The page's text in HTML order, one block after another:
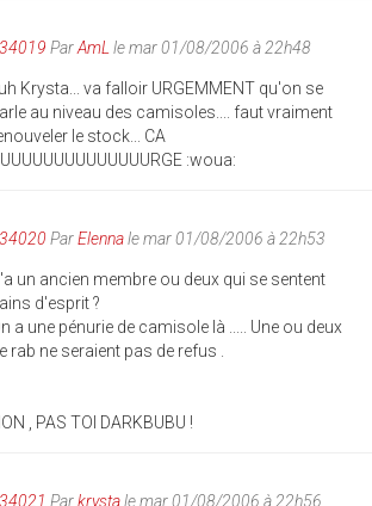
ParAmL le mar 01/08/2006 à 22h48
Krysta... va falloir URGEMMENT qu'on se
au niveau des camisoles.... faut vraiment
le stock... CA
:woua:
ParElennale mar 01/08/2006 à 22h53
un ancien membre ou deux qui se sentent
d'esprit ?
a une pénurie de camisole là ..... Une ou deux
rab ne seraient pas de refus .
, PAS TOI DARKBUBU !
Parkrystale mar 01/08/2006 à 22h56